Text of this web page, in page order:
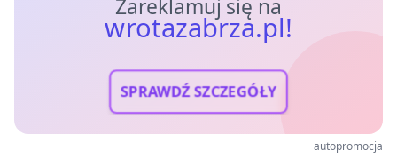
Zareklamuj się na
wrotazabrza.pl!
SPRAWDŹ SZCZEGÓŁY
autopromocja